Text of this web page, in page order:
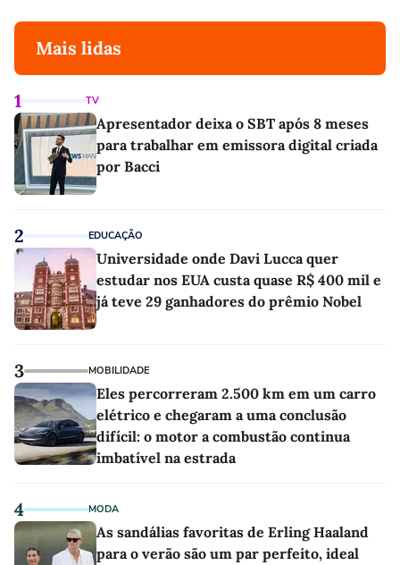
Mais lidas
1 TV
Apresentador deixa o SBT após 8 meses
para trabalhar em emissora digital criada
por Bacci
2 EDUCAÇÃO
Universidade onde Davi Lucca quer
estudar nos EUA custa quase R$ 400 mil e
já teve 29 ganhadores do prêmio Nobel
3 MOBILIDADE
Eles percorreram 2.500 km em um carro
elétrico e chegaram a uma conclusão
difícil: o motor a combustão continua
imbatível na estrada
4 MODA
As sandálias favoritas de Erling Haaland
para o verão são um par perfeito, ideal